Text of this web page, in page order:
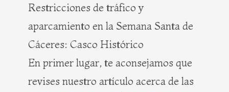
Restricciones de tráfico y
aparcamiento en la Semana Santa de
Cáceres: Casco Histórico
En primer lugar, te aconsejamos que
revises nuestro artículo acerca de las